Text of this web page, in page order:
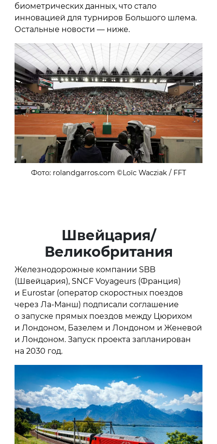
биометрических данных, что стало
инновацией для турниров Большого шлема.
Остальные новости — ниже.
Фото: rolandgarros.com ©Loïc Wacziak / FFT
Швейцария/
Великобритания
Железнодорожные компании SBB
(Швейцария), SNCF Voyageurs (Франция)
и Eurostar (оператор скоростных поездов
через Ла-Манш) подписали соглашение
о запуске прямых поездов между Цюрихом
и Лондоном, Базелем и Лондоном и Женевой
и Лондоном. Запуск проекта запланирован
на 2030 год.